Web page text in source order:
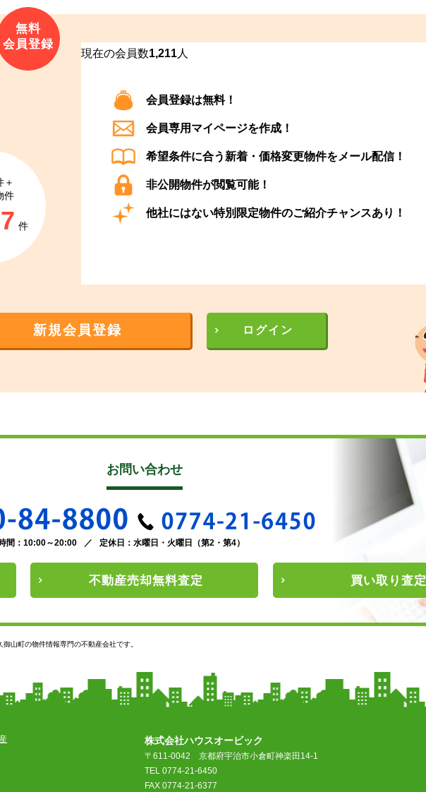
＋
件
件
現在の会員数1,211人
会員登録は無料！
会員専用マイページを作成！
希望条件に合う新着・価格変更物件をメール配信！
非公開物件が閲覧可能！
他社にはない特別限定物件のご紹介チャンスあり！
新規会員登録 ログイン
お問い合わせ
間：10:00～20:00 ／ 定休日：水曜日・火曜日（第2・第4）
不動産売却無料査定 買い取り 査定
山町の物件情報専門の不動産会社です。
株式会社ハウスオービック
〒611-0042 京都府宇治市小倉町神楽田14-1
TEL 0774-21-6450
FAX 0774-21-6377